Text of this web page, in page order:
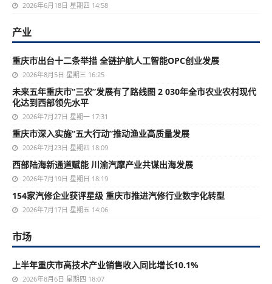
2026年6月18日 星期四 14:58
产业
重庆市出台十二条举措 全链护航人工智能OPC创业发展
2026年8月5日 星期三 16:25
未来五年重庆市“三农”发展有了路线图 2 030年全市农业农村现代
化达到西部领先水平
2026年7月27日 星期一 17:31
重庆市深入实施“五大行动”推动渔业高质量发展
2026年7月23日 星期四 18:09
西部陆海新通道赋能 川渝汽摩产业共谋出海发展
2026年7月19日 星期日 18:19
154家汽修企业获评星级 重庆市推进汽修行业数字化转型
2026年7月17日 星期五 14:06
市场
上半年重庆市高技术产业销售收入同比增长10.1%
2026年8月6日 星期四 18:07